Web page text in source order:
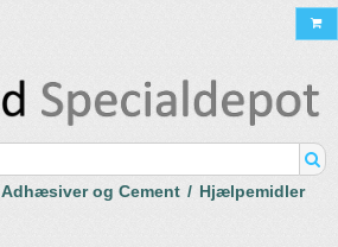
Adhæsiver og Cement / Hjælpemidler